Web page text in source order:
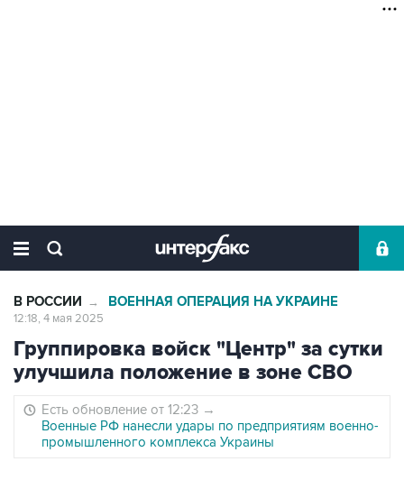
В РОССИИ → ВОЕННАЯ ОПЕРАЦИЯ НА УКРАИНЕ
12:18, 4 мая 2025
Группировка войск "Центр" за сутки
улучшила положение в зоне СВО
Есть обновление от 12:23 →
Военные РФ нанесли удары по предприятиям военно-
промышленного комплекса Украины